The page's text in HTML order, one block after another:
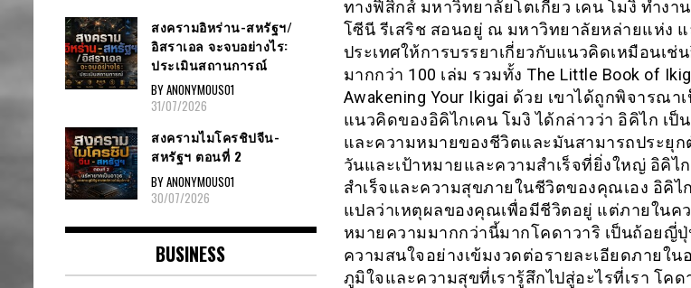
ทางฟิสิกส์ มหาวิทยาลัยโตเกียว เคน โมงิ ทำง
โซีนี รีเสริช สอนอยู่ ณ มหาวิทยาลัยหล่ายแห่ง แ
ประเทศให้การบรรยาเกี่ยวกับแนวคิดเหมือนเช่
มากกว่า 100 เล่ม รวมทั้ง The Little Book of
Awakening Your Ikigai ด้วย เขาได้ถูกพิจารณ
แนวคิดของอิคิไกเคน โมงิ ได้กล่าวว่า อิคิไก เ
และความหมายของชีวิตและมันสามารถประยุก
วันและเป้าหมายและความสำเร็จที่ยิ่งใหญ่ อิคิไ
สำเร็จและความสุขภายในชีวิตของคุณเอง อิคิ
แปลว่าเหตุผลของคุณเพื่อมีชีวิตอยู่ แต่ภายในค
หมายความมากกว่านี้มากโคดาวาริ เป็นถ้อยญี่
ความสนใจอย่างเข้มงวดต่อรายละเอียดภายใน
ภูมิใจและความสุขที่เรารู้สึกไปสู่อะไรที่เรา โค
สงครามอิหร่าน-สหรัฐฯ/
อิสราเอล จะจบอย่างไร:
ประเมินสถานการณ์
BY ANONYMOUS01
31/07/2026
สงครามไมโครชิปจีน-
สหรัฐฯ ตอนที่ 2
BY ANONYMOUS01
30/07/2026
BUSINESS